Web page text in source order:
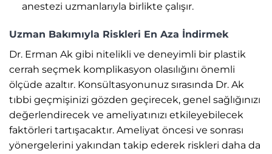
anestezi uzmanlarıyla birlikte çalışır.
Uzman Bakımıyla Riskleri En Aza İndirmek
Dr. Erman Ak gibi nitelikli ve deneyimli bir plastik
cerrah seçmek komplikasyon olasılığını önemli
ölçüde azaltır. Konsültasyonunuz sırasında Dr. Ak
tıbbi geçmişinizi gözden geçirecek, genel sağlığınızı
değerlendirecek ve ameliyatınızı etkileyebilecek
faktörleri tartışacaktır. Ameliyat öncesi ve sonrası
yönergelerini yakından takip ederek riskleri daha da